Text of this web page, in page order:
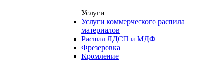
Услуги
Услуги коммерческого распила
материалов
Распил ЛДСП и МДФ
Фрезеровка
Кромление